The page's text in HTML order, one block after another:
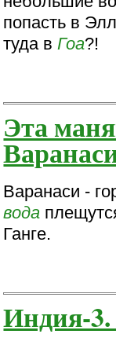
попасть в
туда вГоа?!
Эта
Варанаси -
вода
Ганге.
Индия-